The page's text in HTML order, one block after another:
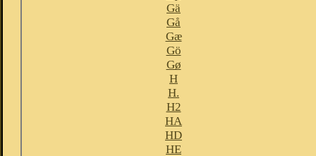
Gä
Gå
Gæ
Gö
Gø
H
H.
H2
HA
HD
HE